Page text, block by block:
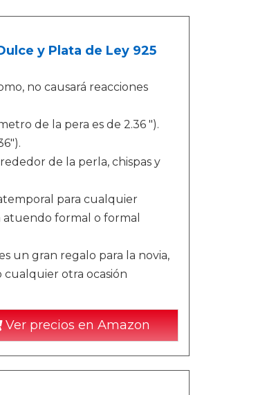
y Plata de Ley 925
no causará reacciones
de la pera es de 2.36 ").
de la perla, chispas y
para cualquier
atuendo formal o formal
un gran regalo para la novia,
cualquier otra ocasión
Ver precios en Amazon